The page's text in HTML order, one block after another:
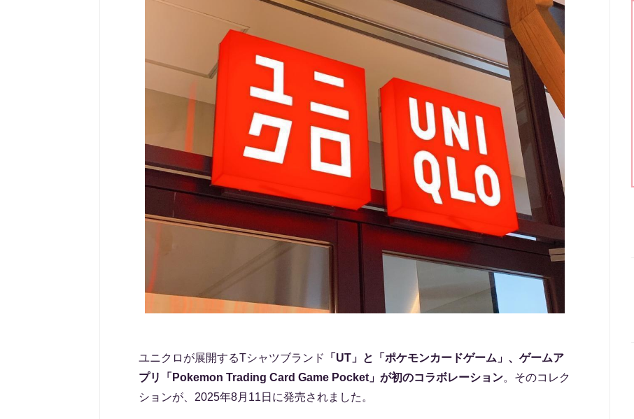
ユニクロが展開するTシャツブランド
「UT」と「ポケモンカードゲーム」、ゲームア
プリ「Pokemon Trading Card Game Pocket」が初のコラボレーション。そのコレク
ションが、2025年8月11日に発売されました。